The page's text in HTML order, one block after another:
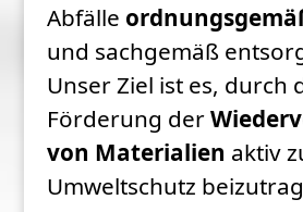
Abfälle
und sachgemäß
Unser Ziel ist es, durch
Förderung der
von Materialien aktiv
Umweltschutz